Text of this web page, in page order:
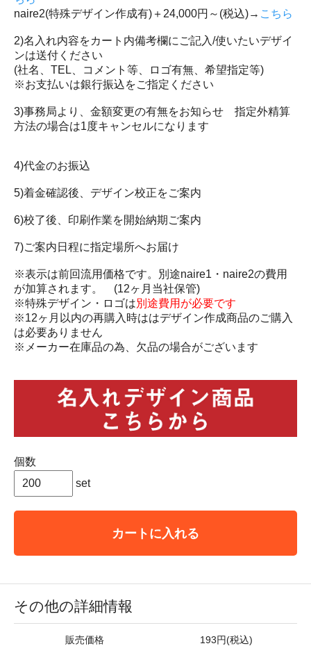
naire2(特殊デザイン作成有)＋24,000円～(税込)→ こちら
2)名入れ内容をカート内備考欄にご記入/使いたいデザイ
ンは送付ください
(社名、TEL、コメント等、ロゴ有無、希望指定等)
※お支払いは銀行振込をご指定ください
3)事務局より、金額変更の有無をお知らせ 指定外精算
方法の場合は1度キャンセルになります
4)代金のお振込
5)着金確認後、デザイン校正をご案内
6)校了後、印刷作業を開始納期ご案内
7)ご案内日程に指定場所へお届け
※表示は前回流用価格です。別途naire1・naire2の費用
が加算されます。 (12ヶ月当社保管)
※特殊デザイン・ロゴは別途費用が必要です
※12ヶ月以内の再購入時ははデザイン作成商品のご購入
は必要ありません
※メーカー在庫品の為、欠品の場合がございます
個数
set
カートに入れる
その他の詳細情報
販売価格 193円(税込)